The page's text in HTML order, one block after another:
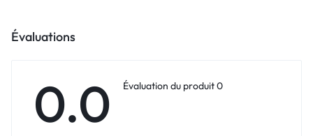
Évaluations
0.0 Évaluation du produit 0